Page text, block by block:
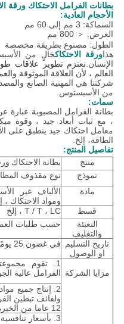
بطانات الفرامل الاحتكاك ورقة
الأحجام العادية:
السماكة: 3 مم إلى 60 مم
العرض: ＜ 800 مم
الطول: مصنوع بطريقة مخصصة
هذاورقة الاحتكاكخالٍ من
الإنسان.نعتزم تطوير علاقات
العالم ، لأن العلاقة الموثوقة
شركتنا هي المهنية الصانع
من الأسبستوس.
سمات:
بطانة الفرامل المصبوبة
، مع ثبات أبعاد جيد ، وقوة
معامل احتكاك جيد ينطبق على
الطاقة، إلخ.
تفاصيل المنتج:
منتج
بطانة الاحتكاك
نموذج
نوع مقذوف
مادة
الألياف غير
ومواد الاحتكاك ،
قسط
T / T ، LC ، إلخ
التعبئة
والتغليف
حسب طلبات
تاريخ التسليم
او الوصول
في غضون 25 يومًا بعد استلام الإيداع
مزايا الشركة
1. تقوم
الفرامل عالية
2. إنتاج جميع
ولفائف تبطين
12 عاما من الخبرة
3. بأسعار تنافسية مع التسليم في الوقت المناسب ،